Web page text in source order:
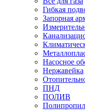
Гибкая
Запорная
Насосное
Нержавейка
ПНД
ПОЛИВ